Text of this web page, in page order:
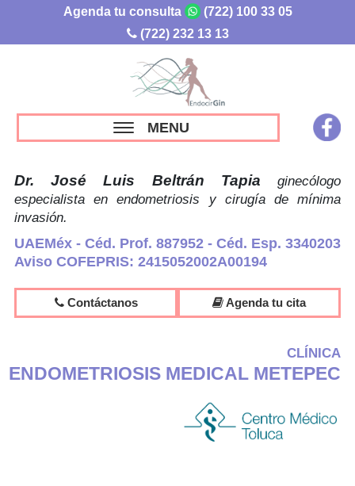
Agenda tu consulta
(722) 100 33 05
(722) 232 13 13
MENU
Dr. José Luis Beltrán Tapia ginecólogo
especialista en endometriosis y cirugía de mínima
invasión.
UAEMéx - Céd. Prof. 887952 - Céd. Esp. 3340203
Aviso COFEPRIS: 2415052002A00194
Contáctanos Agenda tu cita
CLÍNICA
ENDOMETRIOSIS MEDICAL METEPEC